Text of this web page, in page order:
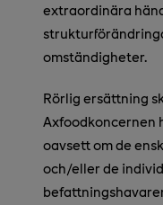
extraordinära
omständigheter.
Rörlig ersättning
Axfoodkoncernen
oavsett om de
och/eller de